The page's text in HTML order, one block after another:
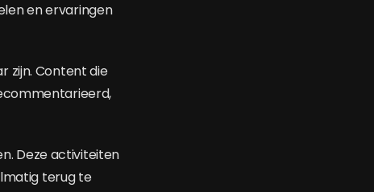
en ervaringen
zijn. Content die
Deze activiteiten
terug te